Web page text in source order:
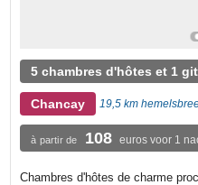
5 chambres d'hôtes et 1
Chancay 19,5 km
à partir de 108 euros voor 1
Chambres d'hôtes de charme